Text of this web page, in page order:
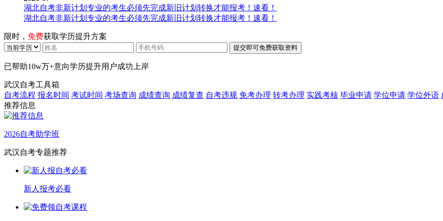
湖北自考非新计划专业的考生必须先完成新旧计划转换才能报考！速看！
湖北自考非新计划专业的考生必须先完成新旧计划转换才能报考！速看！
限时， 免费获取学历提升方案
已帮助10w万+意向学历提升用户成功上岸
武汉自考工具箱
自考流程 报名时间 考试时间 考场查询 成绩查询 成绩复查 自考违规 免考办理 转考办理 实践考核 毕业申请 学位申请 学位外语
推荐信息
2026自考助学班
武汉自考专题推荐
新人报考必看